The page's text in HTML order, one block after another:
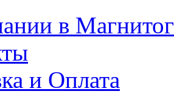
в
и Оплата